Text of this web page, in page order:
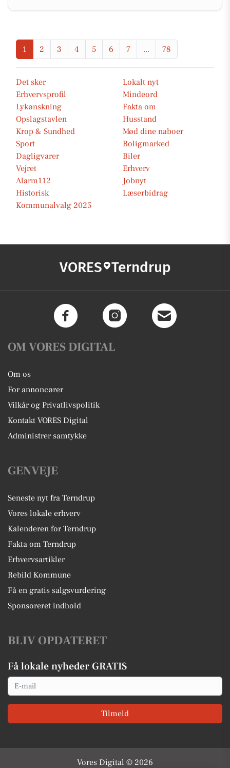
1 2 3 4 5 6 7 ... 78
Det sker
Lokalt nyt
Erhvervsprofil
Mindeord
Lykønskning
Fakta om
Opslagstavlen
Husstand
Krop & Sundhed
Mød dine naboer
Sport
Boligmarked
Dagligvarer
Biler
Vejret
Erhverv
Alarm112
Jobnyt
Historisk
Læserbidrag
Kommunalvalg 2025
VORES Terndrup
OM VORES DIGITAL
Om os
For annoncører
Vilkår og Privatlivspolitik
Kontakt VORES Digital
Administrer samtykke
GENVEJE
Seneste nyt fra Terndrup
Vores lokale erhverv
Kalenderen for Terndrup
Fakta om Terndrup
Erhvervsartikler
Rebild Kommune
Få en gratis salgsvurdering
Sponsoreret indhold
BLIV OPDATERET
Få lokale nyheder GRATIS
Email
Tilmeld
Vores Digital © 2026